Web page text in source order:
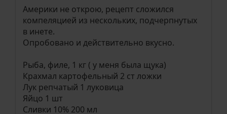
Америки не открою, рецепт сложился
компеляцией из нескольких, подчерпнутых
в инете.
Опробовано и действительно вкусно.
Рыба, филе, 1 кг ( у меня была щука)
Крахмал картофельный 2 ст ложки
Лук репчатый 1 луковица
Яйцо 1 шт
Сливки 10% 200 мл